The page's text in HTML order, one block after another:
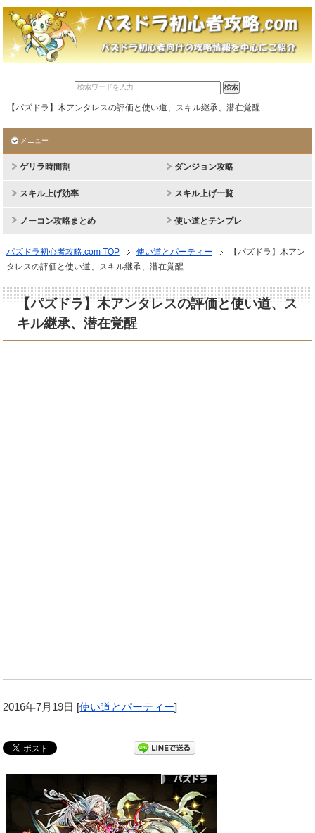
【パズドラ】木アンタレスの評価と使い道、スキル継承、潜在覚醒
メニュー
ゲリラ時間割 ダンジョン攻略
スキル上げ効率 スキル上げ一覧
ノーコン攻略まとめ 使い道とテンプレ
パズドラ初心者攻略.com TOP 使い道とパーティー
【パズドラ】木アン
タレスの評価と使い道、スキル継承、潜在覚醒
【パズドラ】木アンタレスの評価と使い道、ス
キル継承、潜在覚醒
2016年7月19日 [使い道とパーティー]